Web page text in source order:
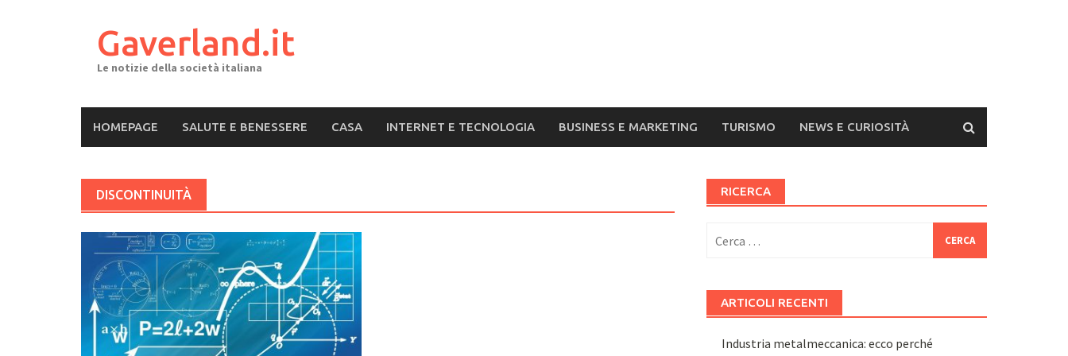
Gaverland.it
Le notizie della società italiana
HOMEPAGE SALUTE E BENESSERE CASA INTERNET E TECNOLOGIA BUSINESS E MARKETING TURISMO NEWS E CURIOSITÀ
DISCONTINUITÀ RICERCA
per:
ARTICOLI RECENTI
Industria metalmeccanica: ecco perché